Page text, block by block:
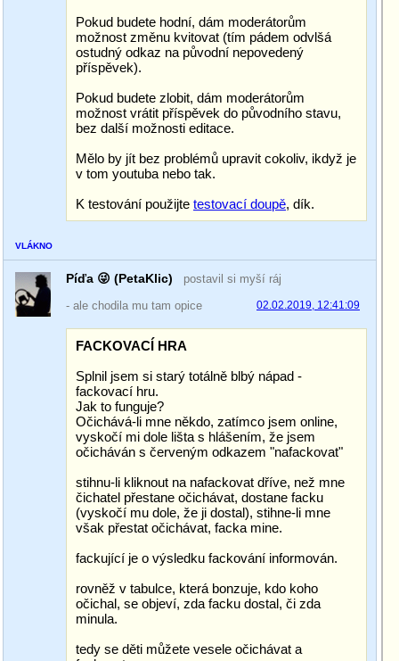
Pokud budete hodní, dám moderátorům
možnost změnu kvitovat (tím pádem odvlšá
ostudný odkaz na původní nepovedený
příspěvek).
Pokud budete zlobit, dám moderátorům
možnost vrátit příspěvek do původního stavu,
bez další možnosti editace.
Mělo by jít bez problémů upravit cokoliv, ikdyž je
v tom youtuba nebo tak.
K testování použijte testovací doupě, dík.
VLÁKNO
Píďa 😜 (PetaKlic)
postavil si myší ráj
- ale chodila mu tam opice
02.02.2019, 12:41:09
FACKOVACÍ HRA
Splnil jsem si starý totálně blbý nápad -
fackovací hru.
Jak to funguje?
Očichává-li mne někdo, zatímco jsem online,
vyskočí mi dole lišta s hlášením, že jsem
očicháván s červeným odkazem "nafackovat"
stihnu-li kliknout na nafackovat dříve, než mne
čichatel přestane očichávat, dostane facku
(vyskočí mu dole, že ji dostal), stihne-li mne
však přestat očichávat, facka mine.
fackující je o výsledku fackování informován.
rovněž v tabulce, která bonzuje, kdo koho
očichal, se objeví, zda facku dostal, či zda
minula.
tedy se děti můžete vesele očichávat a